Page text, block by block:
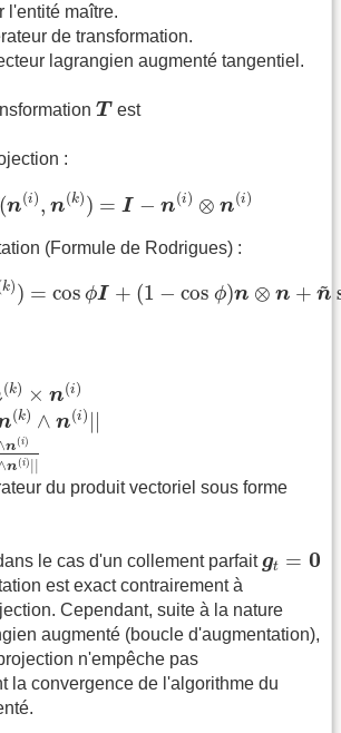
l'entité maître.
de transformation.
lagrangien augmenté tangentiel.
T
Test
:
(n(i), n(k)) = I − n(i) ⊗ n(i)
T(n ,n( ⊗
(Formule de Rodrigues) :
k)) = cos ϕI + (1 − cos ϕ)n ⊗ n + ~
n
),n 1 n⊗
(k) × n(i)
)×
(k) ∧ n(i)
)∧n i)|
n(i)
n(i)
( )|| n ( k) n(
du produit vectoriel sous forme
le cas d'un collement parfaitgt = 0
g
est exact contrairement à
Cependant, suite à la nature
augmenté (boucle d'augmentation),
n'empêche pas
la convergence de l'algorithme du